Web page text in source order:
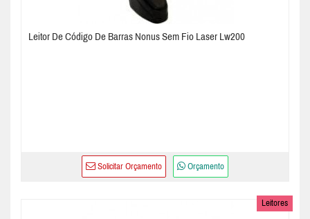
Leitor De Código De Barras Nonus Sem Fio Laser Lw200
Solicitar Orçamento Orçamento
Leitores